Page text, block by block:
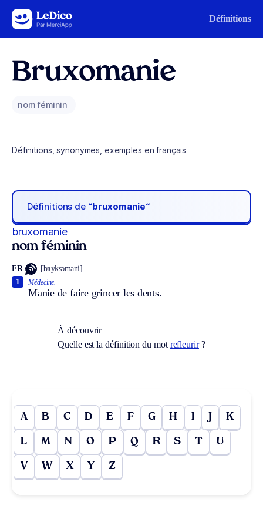
Aller au contenu Définitions
Bruxomanie
nom féminin
Définitions, synonymes, exemples en français
Définitions de “bruxomanie“
bruxomanie
nom féminin
FR [bʀyksɔmani]
Médecine.
Manie de faire grincer les dents.
1
À découvrir
Quelle est la définition du mot refleurir?
A B C D E F G H I J K
L M N O P Q R S T U
V W X Y Z